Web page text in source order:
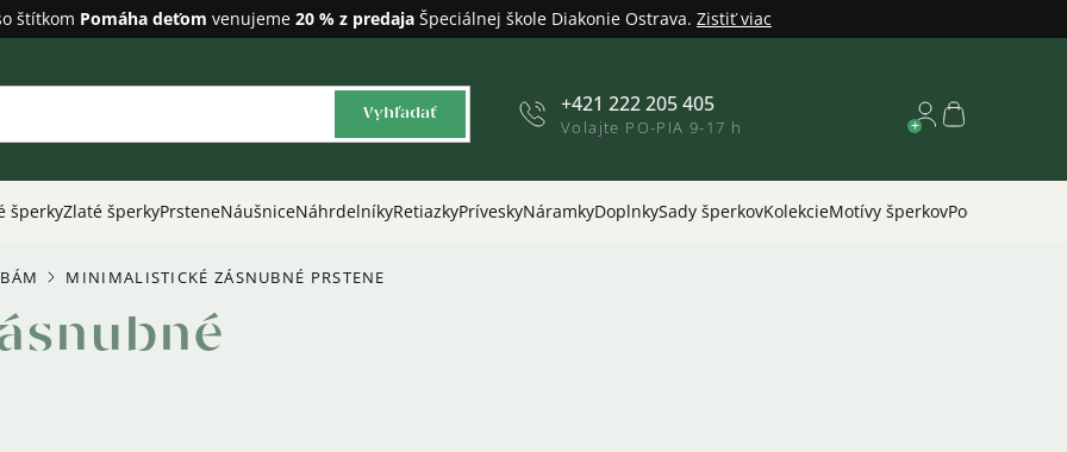
štítkom Pomáha deťom venujeme 20 % z predaja Špeciálnej škole Diakonie Ostrava. Zistiť viac
Vyhľadať +421 222 205 405
Volajte PO-PIA 9-17 h
Nákupný
šperkyZlaté šperkyPrsteneNáušniceNáhrdelníkyRetiazkyPríveskyNáramkyDoplnkySady šperkovKolekcieMotívy šperkovPodľa
MINIMALISTICKÉ ZÁSNUBNÉ PRSTENE